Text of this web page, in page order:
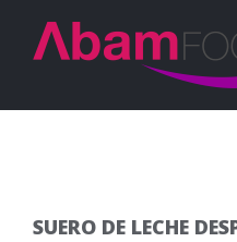
SUERO DE LECHE